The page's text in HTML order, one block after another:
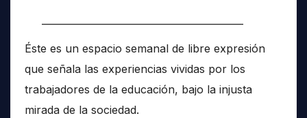
Éste es un espacio semanal de libre expresión
que señala las experiencias vividas por los
trabajadores de la educación, bajo la injusta
mirada de la sociedad.